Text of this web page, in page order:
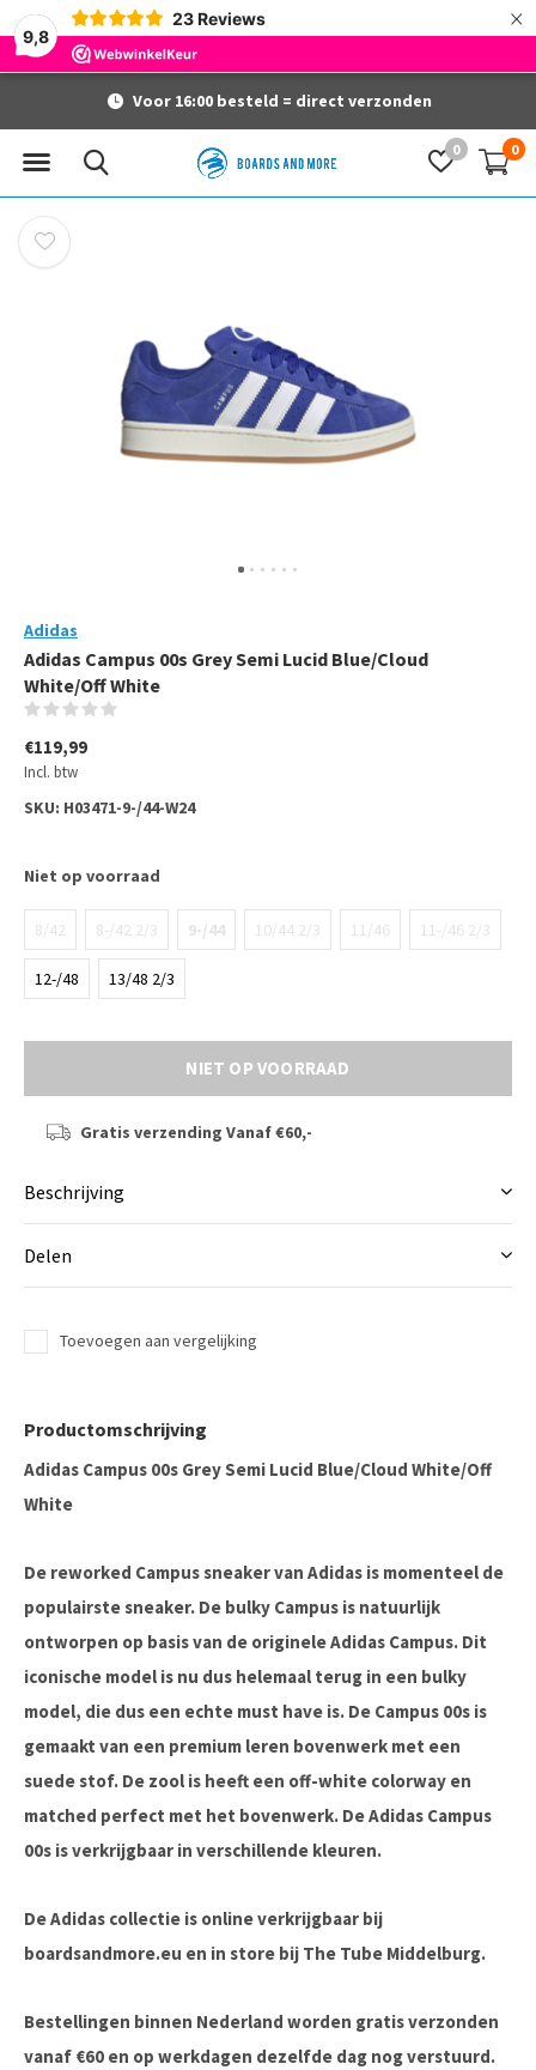
9,8
23 Reviews ×
0 0
Voor 16:00 besteld = direct verzonden
Adidas
Adidas Campus 00s Grey Semi Lucid Blue/Cloud
White/Off White
€119,99
Incl. btw
SKU: H03471-9-/44-W24
Niet op voorraad
8/42 8-/42 2/3 9-/44 10/44 2/3 11/46 11-/46 2/3
12-/48 13/48 2/3
NIET OP VOORRAAD
Gratis verzending Vanaf €60,-
Beschrijving
Delen
Toevoegen aan vergelijking
Productomschrijving
Adidas Campus 00s Grey Semi Lucid Blue/Cloud White/Off
White
De reworked Campus sneaker van Adidas is momenteel de
populairste sneaker. De bulky Campus is natuurlijk
ontworpen op basis van de originele Adidas Campus. Dit
iconische model is nu dus helemaal terug in een bulky
model, die dus een echte must have is. De Campus 00s is
gemaakt van een premium leren bovenwerk met een
suede stof. De zool is heeft een off-white colorway en
matched perfect met het bovenwerk. De Adidas Campus
00s is verkrijgbaar in verschillende kleuren.
De Adidas collectie is online verkrijgbaar bij
boardsandmore.eu en in store bij The Tube Middelburg.
Bestellingen binnen Nederland worden gratis verzonden
vanaf €60 en op werkdagen dezelfde dag nog verstuurd.